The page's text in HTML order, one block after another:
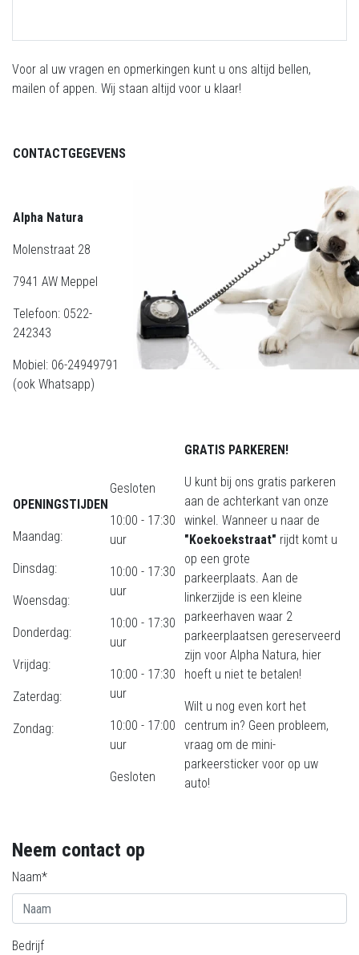
Voor al uw vragen en opmerkingen kunt u ons altijd bellen,
mailen of appen. Wij staan altijd voor u klaar!
CONTACTGEGEVENS
Alpha Natura
Molenstraat 28
7941 AW Meppel
Telefoon: 0522-
242343
Mobiel: 06-24949791
(ook Whatsapp)
OPENINGSTIJDEN
Maandag:
Dinsdag:
Woensdag:
Donderdag:
Vrijdag:
Zaterdag:
Zondag:
Gesloten
10:00 - 17:30
uur
10:00 - 17:30
uur
10:00 - 17:30
uur
10:00 - 17:30
uur
10:00 - 17:00
uur
Gesloten
GRATIS PARKEREN!
U kunt bij ons gratis parkeren
aan de achterkant van onze
winkel. Wanneer u naar de
"Koekoekstraat" rijdt komt u
op een grote
parkeerplaats. Aan de
linkerzijde is een kleine
parkeerhaven waar 2
parkeerplaatsen gereserveerd
zijn voor Alpha Natura, hier
hoeft u niet te betalen!
Wilt u nog even kort het
centrum in? Geen probleem,
vraag om de mini-
parkeersticker voor op uw
auto!
Neem contact op
Naam*
Bedrijf